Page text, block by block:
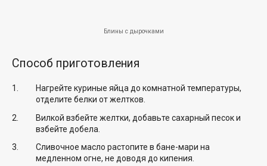
Блины с дырочками
Способ приготовления
Нагрейте куриные яйца до комнатной температуры,
отделите белки от желтков.
Вилкой взбейте желтки, добавьте сахарный песок и
взбейте добела.
Сливочное масло растопите в бане-мари на
медленном огне, не доводя до кипения.